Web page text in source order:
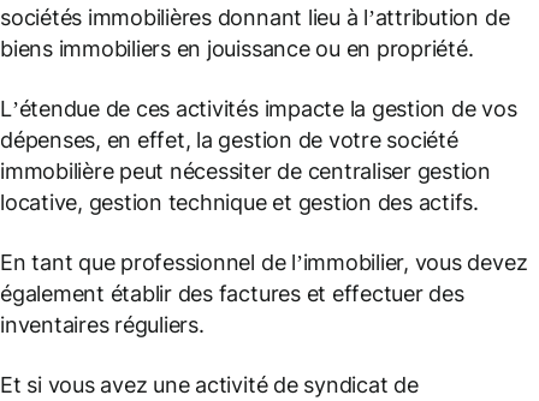
sociétés immobilières donnant lieu à l’attribution de
biens immobiliers en jouissance ou en propriété.
L’étendue de ces activités impacte la gestion de vos
dépenses, en effet, la gestion de votre société
immobilière peut nécessiter de centraliser gestion
locative, gestion technique et gestion des actifs.
En tant que professionnel de l’immobilier, vous devez
également établir des factures et effectuer des
inventaires réguliers.
Et si vous avez une activité de syndicat de